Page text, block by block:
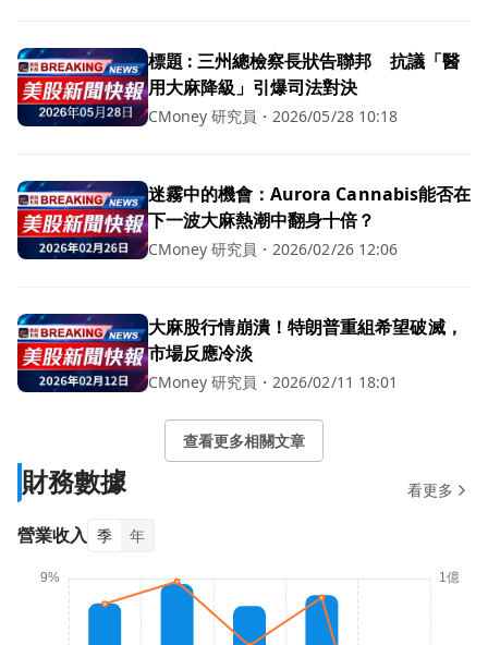
標題 : 三州總檢察長狀告聯邦 抗議「醫
用大麻降級」引爆司法對決
CMoney 研究員 ・ 2026/05/28 10:18
迷霧中的機會：Aurora Cannabis能否在
下一波大麻熱潮中翻身十倍？
CMoney 研究員 ・ 2026/02/26 12:06
大麻股行情崩潰！特朗普重組希望破滅，
市場反應冷淡
CMoney 研究員 ・ 2026/02/11 18:01
查看更多相關文章
財務數據 看更多
營業收入 季 年